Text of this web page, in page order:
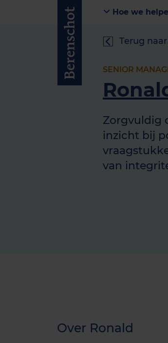
Hoe we
Terug
SENIOR
Zorgvuldig
inzicht bij
van
Over Ronald